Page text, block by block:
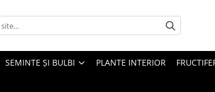
SEMINTE ȘI BULBI PLANTE INTERIOR